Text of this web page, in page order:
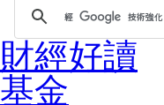
財經好讀
基金